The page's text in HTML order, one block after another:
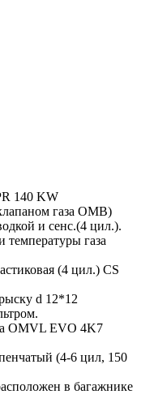
140 KW
газа OMB)
и сенс.(4 цил.).
температуры газа
(4 цил.) CS
d 12*12
OMVL EVO 4K7
(4-6 цил, 150
в багажнике